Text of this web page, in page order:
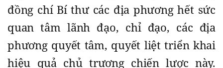
đồng chí Bí thư các địa phương hết sức
quan tâm lãnh đạo, chỉ đạo, các địa
phương quyết tâm, quyết liệt triển khai
hiệu quả chủ trương chiến lược này.